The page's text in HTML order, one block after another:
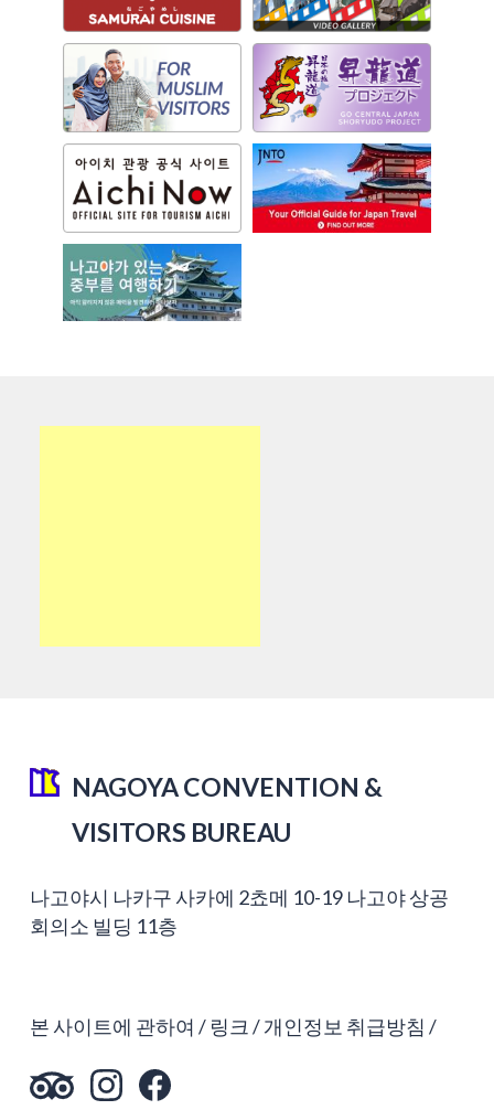
NAGOYA CONVENTION &
VISITORS BUREAU
나고야시 나카구 사카에 2쵸메 10-19 나고야 상공
회의소 빌딩 11층
본 사이트에 관하여 링크 개인정보 취급방침